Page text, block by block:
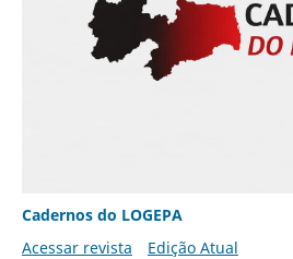
Cadernos do LOGEPA
Acessar revista
Edição Atual